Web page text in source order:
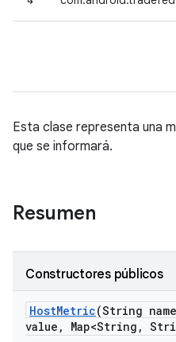
Esta clase representa una
que se informará.
Resumen
Constructores públicos
HostMetric(String name
value , Map<String ,